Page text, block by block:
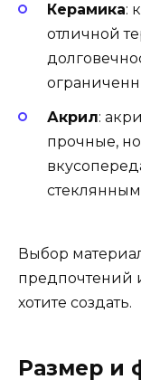
Керамика:
отличной
Акрил:
прочные,
Выбор
предпочтений
хотите создать.
Размер и